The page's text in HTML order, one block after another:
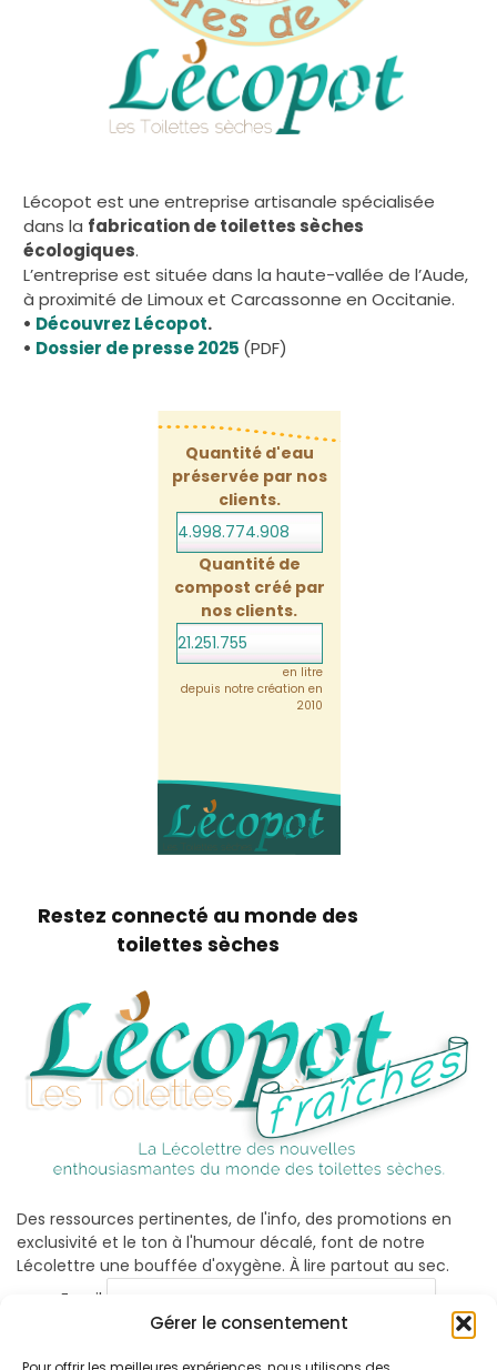
Gérer le consentement
Lécopot est une entreprise artisanale spécialisée
dans la fabrication de toilettes sèches
écologiques.
L’entreprise est située dans la haute-vallée de l’Aude,
à proximité de Limoux et Carcassonne en Occitanie.
• Découvrez Lécopot.
• Dossier de presse 2025 (PDF)
Quantité d'eau
préservée par nos
clients.
4.998.774.929
Quantité de
compost créé par
nos clients.
21.251.755
en litre
depuis notre création en
2010
Restez connecté au monde des
toilettes sèches
Des ressources pertinentes, de l'info, des promotions en
exclusivité et le ton à l'humour décalé, font de notre
Lécolettre une bouffée d'oxygène. À lire partout au sec.
Email